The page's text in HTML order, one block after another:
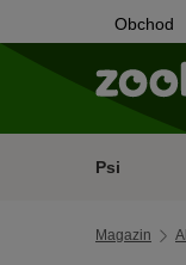
Obchod
Psi
Magazin